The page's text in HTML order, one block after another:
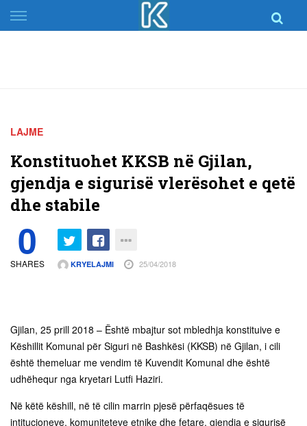
Skip
to
LAJME
Konstituohet KKSB në Gjilan,
gjendja e sigurisë vlerësohet e qetë
dhe stabile
0
SHARES KRYELAJMI 25/04/2018
Gjilan, 25 prill 2018 – Është mbajtur sot mbledhja konstituive e
Këshillit Komunal për Siguri në Bashkësi (KKSB) në Gjilan, i cili
është themeluar me vendim të Kuvendit Komunal dhe është
udhëhequr nga kryetari Lutfi Haziri.
Në këtë këshill, në të cilin marrin pjesë përfaqësues të
intitucioneve, komuniteteve etnike dhe fetare, gjendja e sigurisë